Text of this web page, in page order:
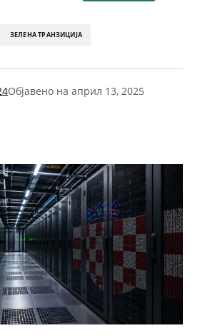
ЗЕЛЕНА ТРАНЗИЦИЈА
Објавено на април 13, 2025